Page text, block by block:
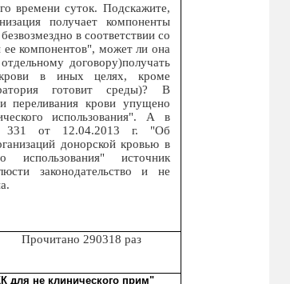
времени суток. Подскажите,
получает компоненты
в соответствии со
компонентов", может ли она
договору)получать
крови в иных целях, кроме
готовит среды)? В
переливания крови упущено
использования". А в
331 от 12.04.2013 г. "Об
донорской кровью в
источник
законодательство и не
Прочитано 290318 раз
для не клинического прим"